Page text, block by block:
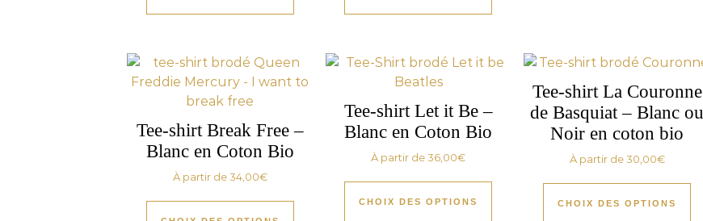
Tee-shirt Break Free –
Blanc en Coton Bio
À partir de34,00€
Tee-shirt Let it Be –
Blanc en Coton Bio
À partir de36,00€
CHOIX DES OPTIONS
Tee-shirt La Couronne
de Basquiat – Blanc ou
Noir en coton bio
À partir de30,00€
CHOIX DES OPTIONS